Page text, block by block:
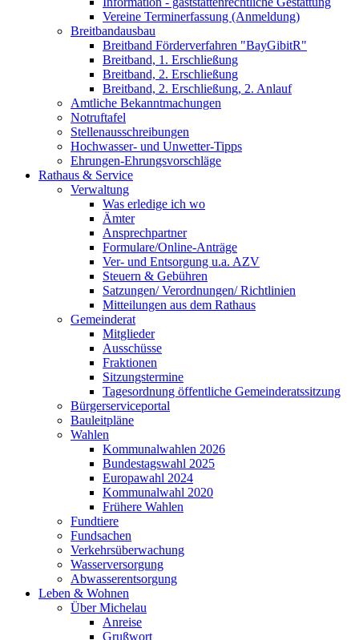
Vereine Terminerfassung (Anmeldung)
Breitbandausbau
Breitband Förderverfahren "BayGibitR"
Breitband, 1. Erschließung
Breitband, 2. Erschließung
Breitband, 2. Erschließung, 2. Anlauf
Amtliche Bekanntmachungen
Notruftafel
Stellenausschreibungen
Hochwasser- und Unwetter-Tipps
Ehrungen-Ehrungsvorschläge
Rathaus & Service
Verwaltung
Was erledige ich wo
Ämter
Ansprechpartner
Formulare/Online-Anträge
Ver- und Entsorgung u.a. AZV
Steuern & Gebühren
Satzungen/ Verordnungen/ Richtlinien
Mitteilungen aus dem Rathaus
Gemeinderat
Mitglieder
Ausschüsse
Fraktionen
Sitzungstermine
Tagesordnung öffentliche Gemeinderatssitzung
Bürgerserviceportal
Bauleitpläne
Wahlen
Kommunalwahlen 2026
Bundestagswahl 2025
Europawahl 2024
Kommunalwahl 2020
Frühere Wahlen
Fundtiere
Fundsachen
Verkehrsüberwachung
Wasserversorgung
Abwasserentsorgung
Leben & Wohnen
Über Michelau
Anreise
Grußwort